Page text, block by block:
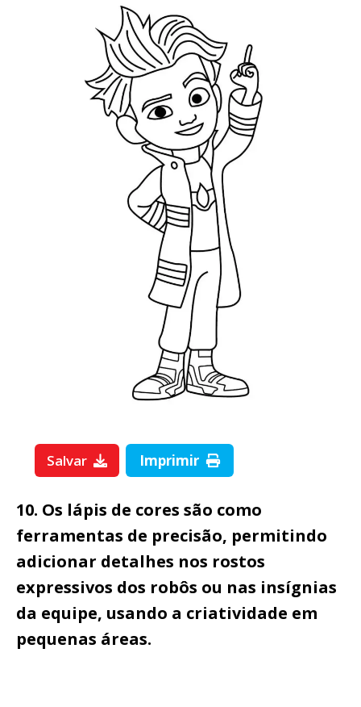
Salvar Imprimir
10. Os lápis de cores são como
ferramentas de precisão, permitindo
adicionar detalhes nos rostos
expressivos dos robôs ou nas insígnias
da equipe, usando a criatividade em
pequenas áreas.